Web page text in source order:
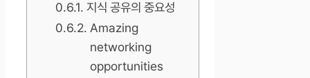
지식 공유의 중요성
Amazing
networking
opportunities